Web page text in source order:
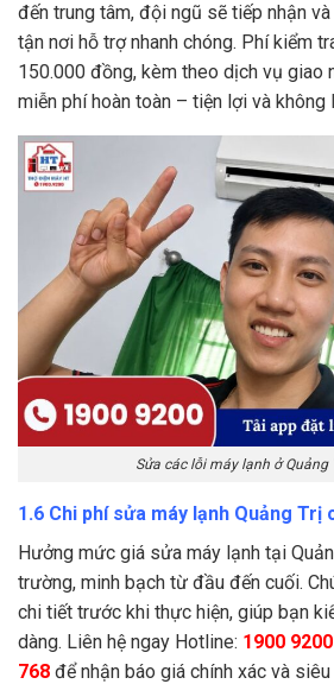
đến trung tâm, đội ngũ sẽ tiếp nhận
tận nơi hỗ trợ nhanh chóng. Phí kiểm
150.000 đồng, kèm theo dịch vụ giao
miễn phí hoàn toàn – tiện lợi và không
Sửa các lỗi máy lạnh ở Quảng
1.6 Chi phí sửa máy lạnh Quảng Trị
Hưởng mức giá sửa máy lạnh tại
trường, minh bạch từ đầu đến cuối.
chi tiết trước khi thực hiện, giúp bạn
dàng. Liên hệ ngay Hotline: 1900 9200
768 để nhận báo giá chính xác và